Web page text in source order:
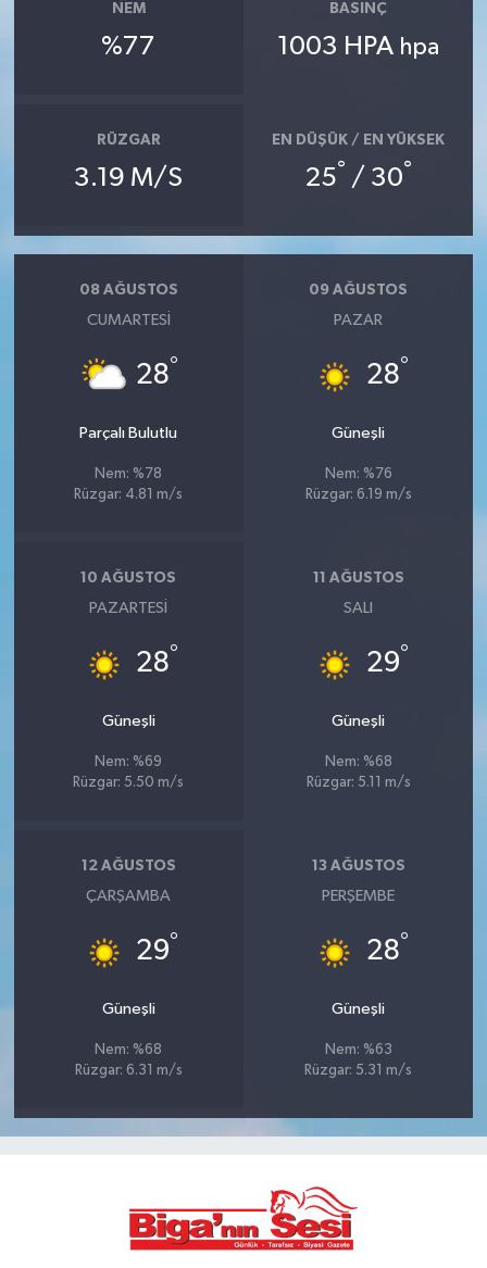
NEM
%77
BASINÇ
1003 HPA hpa
RÜZGAR
3.19 M/S
EN DÜŞÜK / EN YÜKSEK
25° / 30°
08 AĞUSTOS
CUMARTESI
28°
Parçalı Bulutlu
Nem: %78
Rüzgar: 4.81 m/s
09 AĞUSTOS
PAZAR
28°
Güneşli
Nem: %76
Rüzgar: 6.19 m/s
10 AĞUSTOS
PAZARTESI
28°
Güneşli
Nem: %69
Rüzgar: 5.50 m/s
11 AĞUSTOS
SALI
29°
Güneşli
Nem: %68
Rüzgar: 5.11 m/s
12 AĞUSTOS
ÇARŞAMBA
29°
Güneşli
Nem: %68
Rüzgar: 6.31 m/s
13 AĞUSTOS
PERŞEMBE
28°
Güneşli
Nem: %63
Rüzgar: 5.31 m/s
Yaşam